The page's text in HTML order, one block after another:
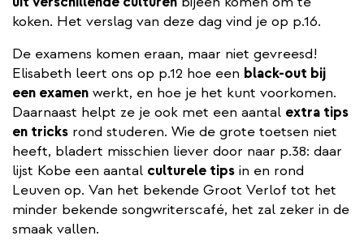
koken. Het verslag van deze dag vind je op p.16.
De examens komen eraan, maar niet gevreesd!
Elisabeth leert ons op p.12 hoe een black-out bij
een examen werkt, en hoe je het kunt voorkomen.
Daarnaast helpt ze je ook met een aantal extra tips
en tricks rond studeren. Wie de grote toetsen niet
heeft, bladert misschien liever door naar p.38: daar
lijst Kobe een aantal culturele tips in en rond
Leuven op. Van het bekende Groot Verlof tot het
minder bekende songwriterscafé, het zal zeker in de
smaak vallen.